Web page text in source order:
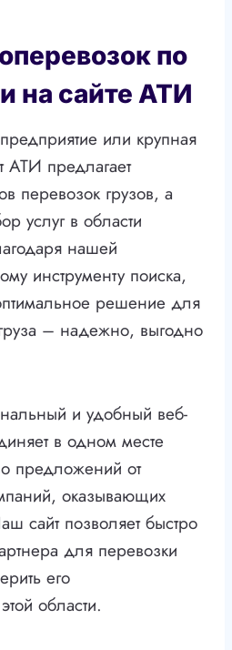
по
на сайте АТИ
или крупная
АТИ предлагает
перевозок грузов, а
услуг в области
нашей
инструменту поиска,
решение для
– надежно, выгодно
и удобный веб-
в одном месте
предложений от
оказывающих
сайт позволяет быстро
для перевозки
его
области.